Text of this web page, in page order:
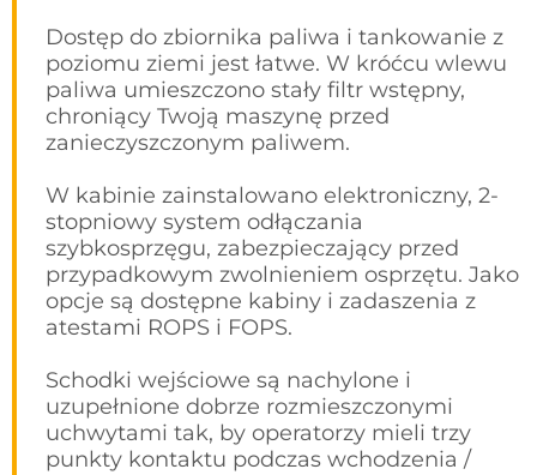
Dostęp do zbiornika paliwa i tankowanie z
poziomu ziemi jest łatwe. W króćcu wlewu
paliwa umieszczono stały filtr wstępny,
chroniący Twoją maszynę przed
zanieczyszczonym paliwem.
W kabinie zainstalowano elektroniczny, 2-
stopniowy system odłączania
szybkosprzęgu, zabezpieczający przed
przypadkowym zwolnieniem osprzętu. Jako
opcje są dostępne kabiny i zadaszenia z
atestami ROPS i FOPS.
Schodki wejściowe są nachylone i
uzupełnione dobrze rozmieszczonymi
uchwytami tak, by operatorzy mieli trzy
punkty kontaktu podczas wchodzenia /